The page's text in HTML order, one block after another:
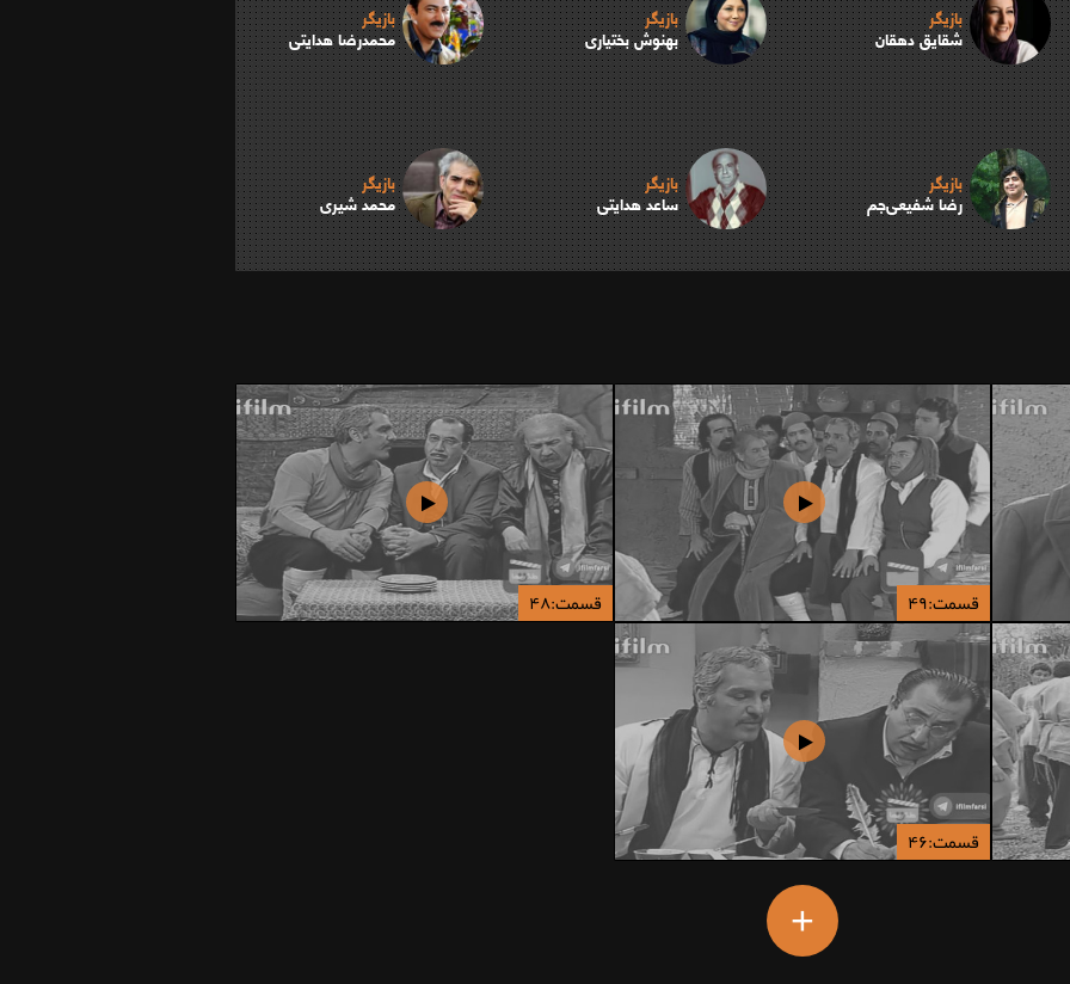
بازیگر
شقایق دهقان
بازیگر
بهنوش بختیاری
بازیگر
محمدرضا هدایتی
بازیگر
رضا شفیعی‌جم
بازیگر
ساعد هدایتی
بازیگر
محمد شیری
قسمت:۴۹ قسمت:۴۸
قسمت:۴۶
+